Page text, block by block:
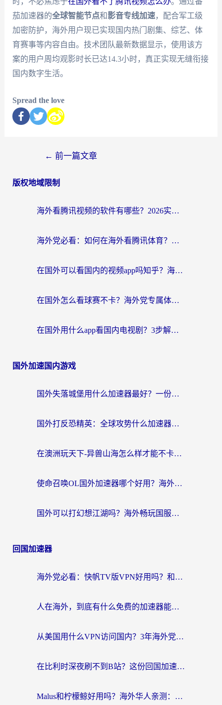
茄加速器的全球智能节点和影音专线加速，配合军工级
加密防护，海外用户现已实现国内热门剧集、综艺、体
育赛事等内容自由。技术团队最新数据显示，使用该方
案的用户周均观影时长已达14.3小时，真正实现无缝衔接
国内数字生活。
Spread the love
← 前一篇文章
版权地域限制
海外看腾讯视频的软件有哪些？2026实测有效，留学生都在用的回国加速器指南
海外党必看：如何在海外看腾讯体育？解决赛事直播地区限制的终极指南
在国外可以看国内的视频app吗知乎？海外党亲测有效的追剧加速方案
在国外怎么看球赛不卡？海外党专属体育直播自由指南
在国外用什么app看国内电视剧？3步解决版权限制+卡顿难题
国外加速国内游戏
国外失落城堡用什么加速器最好？一份来自老玩家的真实指南
国外打反恐精英：全球攻势什么加速器好用？2026海外玩家国服游戏加速终极指南
在澳洲玩天下-异兽山海怎么样才能不卡？一份给南半球玩家的自救指南
使命召唤OL国外加速器哪个好用？海外玩家亲测的国服游戏加速终极指南
国外可以打幻想江湖吗？海外畅玩国服游戏的终极指南
回国加速器
海外党必看：快帆TV版VPN好用吗？和Easyback VPN对比哪个回国效果更好？附2026真实测评
人在海外，到底有什么免费的加速器能让我安心追剧打游戏？
从美国用什么VPN访问国内？3年海外党亲测：选对工具才能无缝刷B站、看腾讯视频
在比利时深夜刷不到B站？这份回国加速器避坑指南请收好
Malus和柠檬鲸好用吗？海外华人亲测：回国加速器怎么选才不踩坑？